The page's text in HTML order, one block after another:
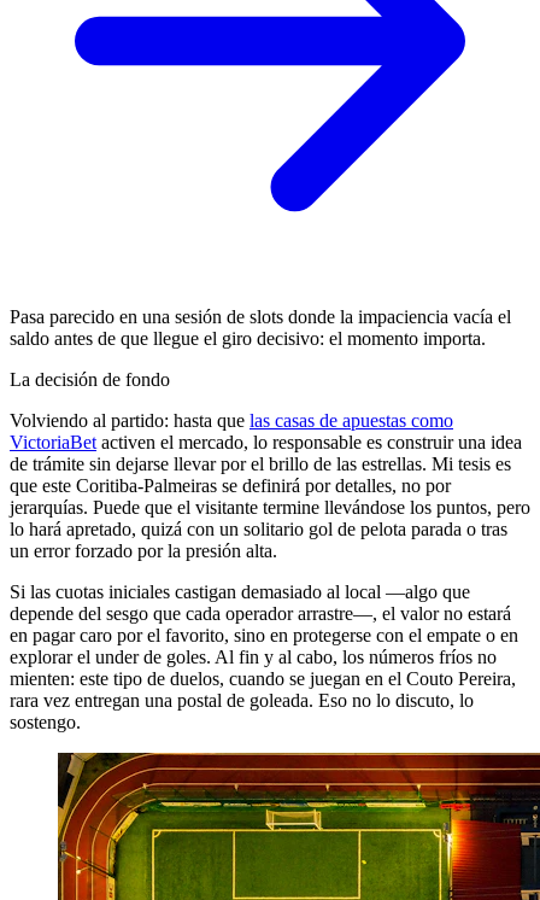
Pasa parecido en una sesión de slots donde la impaciencia vacía el
saldo antes de que llegue el giro decisivo: el momento importa.
La decisión de fondo
Volviendo al partido: hasta que las casas de apuestas como
VictoriaBet activen el mercado, lo responsable es construir una idea
de trámite sin dejarse llevar por el brillo de las estrellas. Mi tesis es
que este Coritiba-Palmeiras se definirá por detalles, no por
jerarquías. Puede que el visitante termine llevándose los puntos, pero
lo hará apretado, quizá con un solitario gol de pelota parada o tras
un error forzado por la presión alta.
Si las cuotas iniciales castigan demasiado al local —algo que
depende del sesgo que cada operador arrastre—, el valor no estará
en pagar caro por el favorito, sino en protegerse con el empate o en
explorar el under de goles. Al fin y al cabo, los números fríos no
mienten: este tipo de duelos, cuando se juegan en el Couto Pereira,
rara vez entregan una postal de goleada. Eso no lo discuto, lo
sostengo.